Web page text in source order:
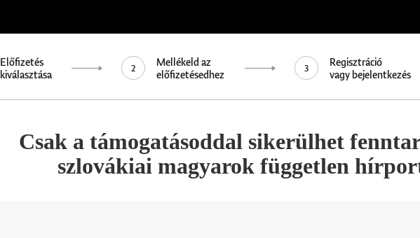
Előfizetés
kiválasztása
2
Mellékeld az
előfizetésedhez
3
Regisztráció
vagy bejelentkezés
Csak a támogatásoddal sikerülhet
szlovákiai magyarok független